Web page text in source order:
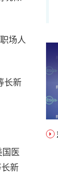
场人
长新
国医
新